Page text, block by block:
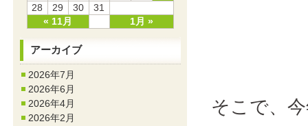
« 11月 1月 »
28
29 30 31
アーカイブ
2026年7月
2026年6月
2026年4月
2026年2月
そこで、